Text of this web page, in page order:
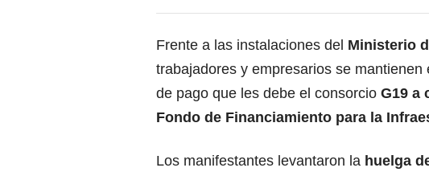
Frente a las instalaciones del Ministerio
trabajadores y empresarios se
de pago que les debe el consorcio G19 a
Fondo de Financiamiento para la
Los manifestantes levantaron la huelga